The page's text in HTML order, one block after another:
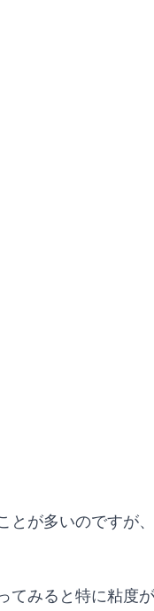
が多いのですが
みると特に粘度